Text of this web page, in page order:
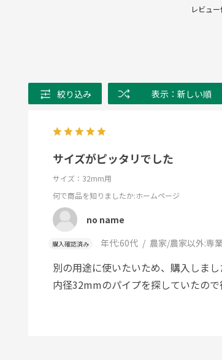
レビュー
絞り込み 表示：新しい順
サイズがピッタリでした
サイズ：32mm用
何で商品を知りましたか:ホームページ
no name
購入確認済み 年代:60代 農家/農家以外:専
別の用途に使いたいため、購入しまし
内径32mmのパイプを探していたので